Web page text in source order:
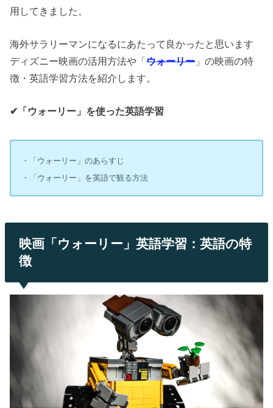
用してきました。
海外サラリーマンになるにあたって良かったと思います
ディズニー映画の活用方法や「ウォーリー」の映画の特
徴・英語学習方法を紹介します。
✔︎「ウォーリー」を使った英語学習
・「ウォーリー」のあらすじ
・「ウォーリー」を英語で観る方法
映画「ウォーリー」英語学習：英語の特
徴